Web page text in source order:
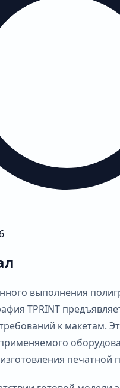
выполнения
TPRINT
к макетам.
печатной